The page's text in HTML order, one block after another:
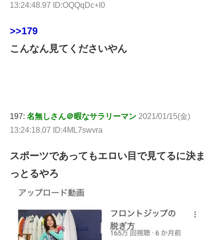
13:24:48.97 ID:OQQqDc+I0
>>179
こんなん見てくださいやん
197: 名無しさん＠暇なサラリーマン 2021/01/15(金)
13:24:18.07 ID:4ML7swvra
スポーツであってもエロい目で見てるに決ま
っとるやろ